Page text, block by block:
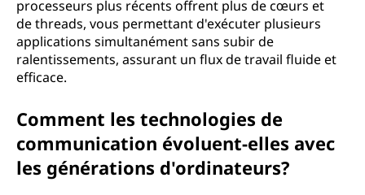
processeurs plus récents offrent plus de cœurs et
de threads, vous permettant d'exécuter plusieurs
applications simultanément sans subir de
ralentissements, assurant un flux de travail fluide et
efficace.
Comment les technologies de
communication évoluent-elles avec
les générations d'ordinateurs?